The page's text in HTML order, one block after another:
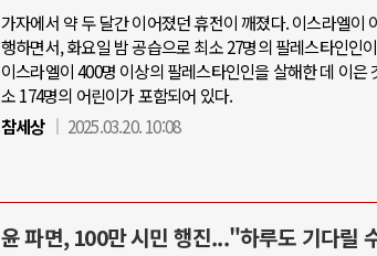
가자에서 약 두 달간 이어졌던 휴전이 깨졌다. 이스라엘이
행하면서, 화요일 밤 공습으로 최소 27명의 팔레스타인인
이스라엘이 400명 이상의 팔레스타인인을 살해한 데 이은
소 174명의 어린이가 포함되어 있다.
참세상
2025.03.20. 10:08
윤 파면, 100만 시민 행진..."하루도 기다릴